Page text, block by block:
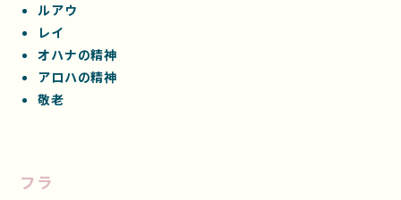
ルアウ
レイ
オハナの精神
アロハの精神
敬老
フラ